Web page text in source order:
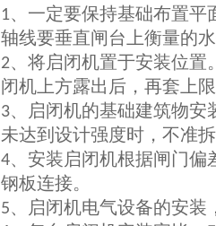
1、一定要保持基础布置平
轴线要垂直闸台上衡量的
2、将启闭机置于安装位置
闭机上方露出后，再套上
3、启闭机的基础建筑物
未达到设计强度时，不准
4、安装启闭机根据闸门偏
钢板连接。
5、启闭机电气设备的安装